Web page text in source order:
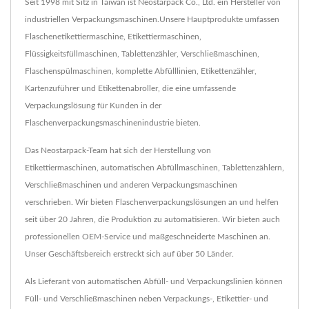
Seit 1998 mit Sitz in Taiwan ist Neostarpack Co., Ltd. ein Hersteller von
industriellen Verpackungsmaschinen.Unsere Hauptprodukte umfassen
Flaschenetikettiermaschine, Etikettiermaschinen,
Flüssigkeitsfüllmaschinen, Tablettenzähler, Verschließmaschinen,
Flaschenspülmaschinen, komplette Abfülllinien, Etikettenzähler,
Kartenzuführer und Etikettenabroller, die eine umfassende
Verpackungslösung für Kunden in der
Flaschenverpackungsmaschinenindustrie bieten.
Das Neostarpack-Team hat sich der Herstellung von
Etikettiermaschinen, automatischen Abfüllmaschinen, Tablettenzählern,
Verschließmaschinen und anderen Verpackungsmaschinen
verschrieben. Wir bieten Flaschenverpackungslösungen an und helfen
seit über 20 Jahren, die Produktion zu automatisieren. Wir bieten auch
professionellen OEM-Service und maßgeschneiderte Maschinen an.
Unser Geschäftsbereich erstreckt sich auf über 50 Länder.
Als Lieferant von automatischen Abfüll- und Verpackungslinien können
Füll- und Verschließmaschinen neben Verpackungs-, Etikettier- und